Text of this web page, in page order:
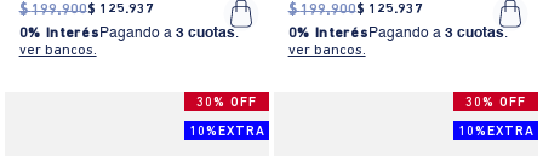
$ 199.900$ 125.937
0% Interés Pagando a 3 cuotas.
ver bancos.
$ 199.900$ 125.937
0% Interés Pagando a 3 cuotas.
ver bancos.
30% OFF
10%EXTRA
30% OFF
10%EXTRA